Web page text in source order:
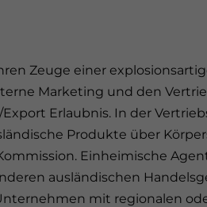
Zeuge einer
Marketing und den
Erlaubnis. In der
Produkte über
Einheimische
ausländischen
mit regionalen